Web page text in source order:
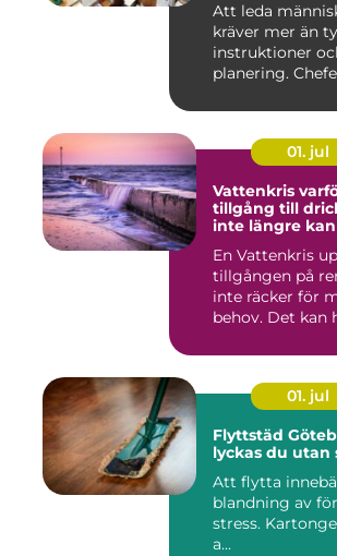
Att leda
kräver mer än
instruktioner
planering.
01. jul
Vattenkris varför säker
tillgång till
inte längre
En Vattenkris
tillgången på
inte räcker för
behov. Det kan
01. jul
Flyttstäd
lyckas du utan
Att flytta
blandning av
stress.
a...